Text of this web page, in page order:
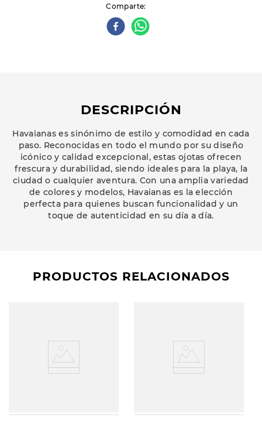
Comparte
DESCRIPCIÓN
Havaianas es sinónimo de estilo y comodidad en cada
paso. Reconocidas en todo el mundo por su diseño
icónico y calidad excepcional, estas ojotas ofrecen
frescura y durabilidad, siendo ideales para la playa, la
ciudad o cualquier aventura. Con una amplia variedad
de colores y modelos, Havaianas es la elección
perfecta para quienes buscan funcionalidad y un
toque de autenticidad en su día a día.
PRODUCTOS RELACIONADOS